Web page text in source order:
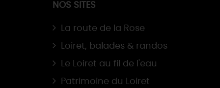
NOS SITES
La route de la Rose
Loiret, balades & randos
Le Loiret au fil de l'eau
Patrimoine du Loiret